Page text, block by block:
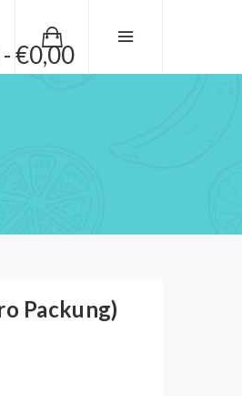
€0,00
Packung)